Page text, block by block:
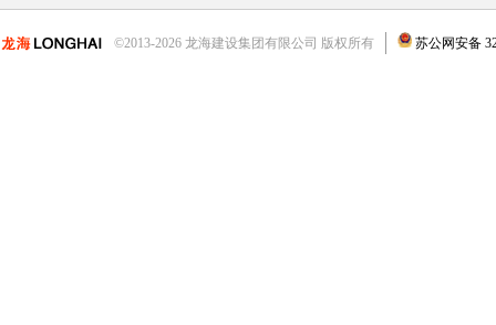
©2013-2026 龙海建设集团有限公司 版权所有 苏公网安备